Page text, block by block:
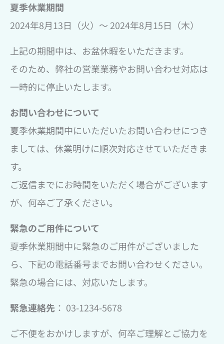
夏季休業期間
2024年8月13日（火）～ 2024年8月15日（木）
上記の期間中は、お盆休暇をいただきます。
そのため、弊社の営業業務やお問い合わせ対応は
一時的に停止いたします。
お問い合わせについて
夏季休業期間中にいただいたお問い合わせにつき
ましては、休業明けに順次対応させていただきま
す。
ご返信までにお時間をいただく場合がございます
が、何卒ご了承ください。
緊急のご用件について
夏季休業期間中に緊急のご用件がございました
ら、下記の電話番号までお問い合わせください。
緊急の場合には、対応いたします。
緊急連絡先 ： 03-1234-5678
ご不便をおかけしますが、何卒ご理解とご協力を